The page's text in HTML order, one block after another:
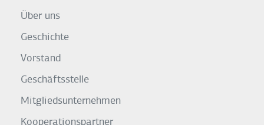
Über uns
Geschichte
Vorstand
Geschäftsstelle
Mitgliedsunternehmen
Kooperationspartner